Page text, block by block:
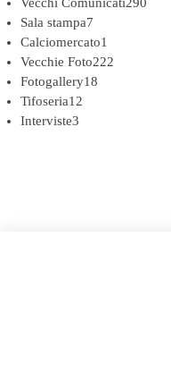
Sala stampa7
Calciomercato1
Vecchie Foto222
Fotogallery18
Tifoseria12
Interviste3